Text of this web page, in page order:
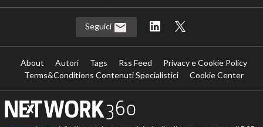
Seguici
About Autori Tags Rss Feed
Privacy e Cookie Policy
Terms&Conditions Contenuti Specialistici
Cookie Center